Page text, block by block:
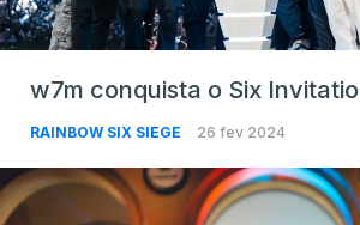
w7m conquista o Six
RAINBOW SIX SIEGE 26 fev 2024